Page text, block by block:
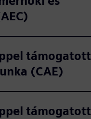
támogatott
(CAE)
támogatott